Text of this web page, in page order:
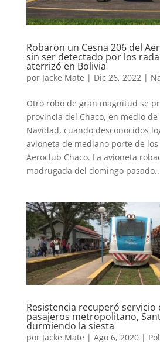
Robaron un Cesna 206 del
sin ser detectado por los
aterrizó en Bolivia
por Jacke Mate | Dic 26, 2022|
Otro robo de gran magnitud se
provincia del Chaco, en medio
Navidad, cuando desconocidos
avioneta de mediano porte de
Aeroclub Chaco. La avioneta
madrugada del domingo
Resistencia recuperó servicio
pasajeros metropolitano,
durmiendo la siesta
por Jacke Mate | Ago 6, 2020|